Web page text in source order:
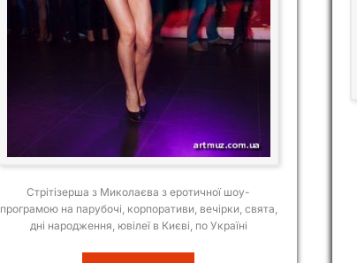
Стрітізерша з Миколаєва з еротичної шоу-
програмою на парубочі, корпоративи, вечірки, свята,
дні народження, ювілеї в Києві, по Україні